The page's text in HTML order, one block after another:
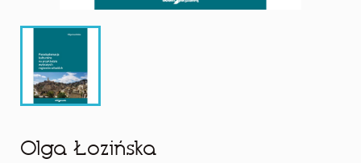
Olga Łozińska